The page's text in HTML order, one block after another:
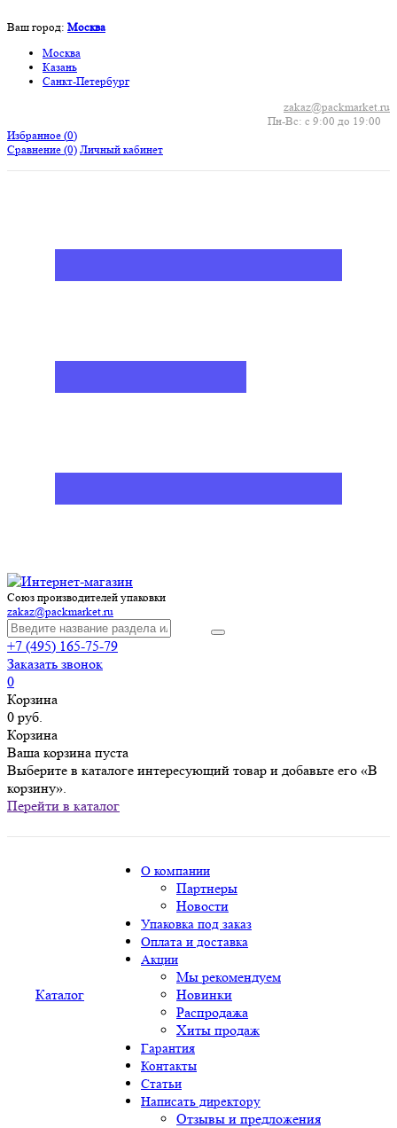
Ваш город: Москва
Москва
Казань
Санкт-Петербург
Пн-Вс: с 9:00 до 19:00
zakaz@packmarket.ru
Избранное (0)
Сравнение (0) Личный кабинет
Союз производителей упаковки
zakaz@packmarket.ru
+7 (495) 165-75-79
Заказать звонок
0
Корзина
0 руб.
Корзина
Ваша корзина пуста
Выберите в каталоге интересующий товар и добавьте его «В
корзину».
Перейти в каталог
Каталог
О компании
Партнеры
Новости
Упаковка под заказ
Оплата и доставка
Акции
Мы рекомендуем
Новинки
Распродажа
Хиты продаж
Гарантия
Контакты
Статьи
Написать директору
Отзывы и предложения